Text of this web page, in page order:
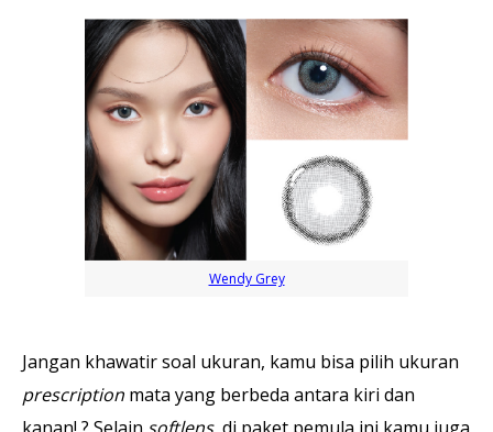
Wendy Grey
Jangan khawatir soal ukuran, kamu bisa pilih ukuran
prescription mata yang berbeda antara kiri dan